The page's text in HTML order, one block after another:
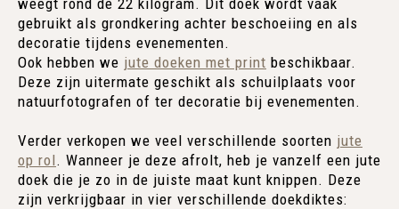
gebruikt als grondkering achter beschoeiing en als
decoratie tijdens evenementen.
Ook hebben we jute doeken met print beschikbaar.
Deze zijn uitermate geschikt als schuilplaats voor
natuurfotografen of ter decoratie bij evenementen.
Verder verkopen we veel verschillende soorten jute
op rol . Wanneer je deze afrolt, heb je vanzelf een jute
doek die je zo in de juiste maat kunt knippen. Deze
zijn verkrijgbaar in vier verschillende doekdiktes: